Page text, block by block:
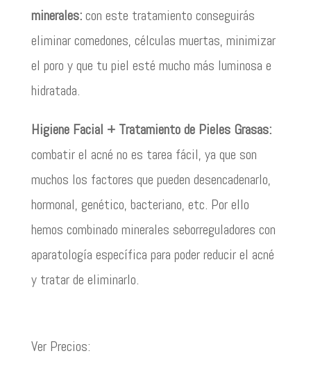
minerales:con este tratamiento conseguirás
eliminar comedones, célculas muertas, minimizar
el poro y que tu piel esté mucho más luminosa e
hidratada.
Higiene Facial + Tratamiento de Pieles Grasas:
combatir el acné no es tarea fácil, ya que son
muchos los factores que pueden desencadenarlo,
hormonal, genético, bacteriano, etc. Por ello
hemos combinado minerales seborreguladores con
aparatología específica para poder reducir el acné
y tratar de eliminarlo.
Ver Precios: